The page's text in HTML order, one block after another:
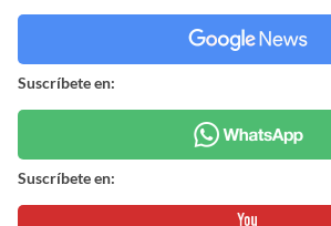
Suscríbete en:
Suscríbete en: